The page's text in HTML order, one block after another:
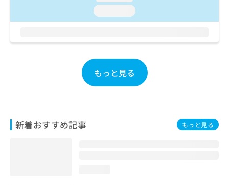
もっと見る
新着おすすめ記事 もっと見る